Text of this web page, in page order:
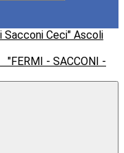
"FERMI - SACCONI -